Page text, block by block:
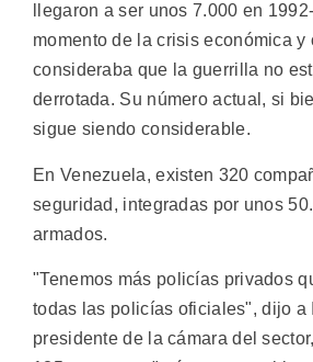
llegaron a ser unos 7.000 en
momento de la crisis económica y
consideraba que la guerrilla no
derrotada. Su número actual, si
sigue siendo considerable.
En Venezuela, existen 320
seguridad, integradas por unos
armados.
"Tenemos más policías privados
todas las policías oficiales", dijo a
presidente de la cámara del